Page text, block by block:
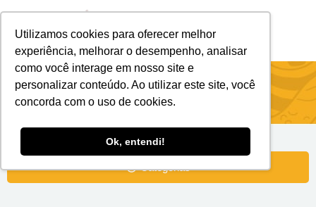
Utilizamos cookies para oferecer melhor
experiência, melhorar o desempenho, analisar
como você interage em nosso site e
personalizar conteúdo. Ao utilizar este site, você
concorda com o uso de cookies.
Ok, entendi!
Bolsa Térmica 10 Litros.
Categorias